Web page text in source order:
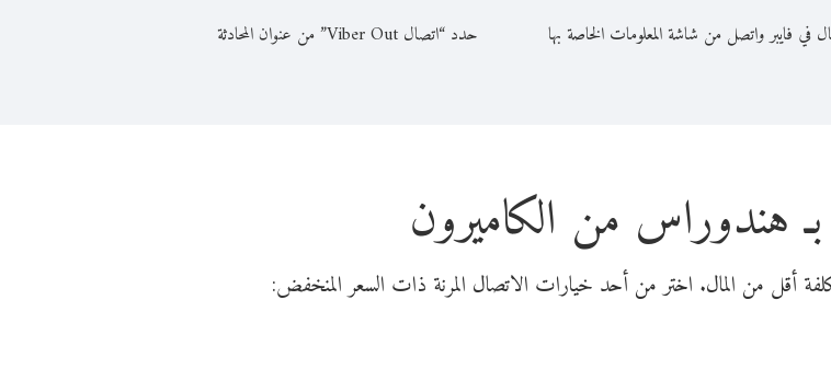
في فايبر واتصل من شاشة المعلومات الخاصة بها حدد “اتصال Viber Out” من عنوان المحادثة
هندوراس من الكاميرون